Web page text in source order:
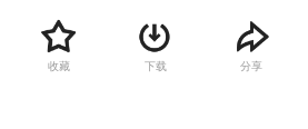
收藏 下载 分享